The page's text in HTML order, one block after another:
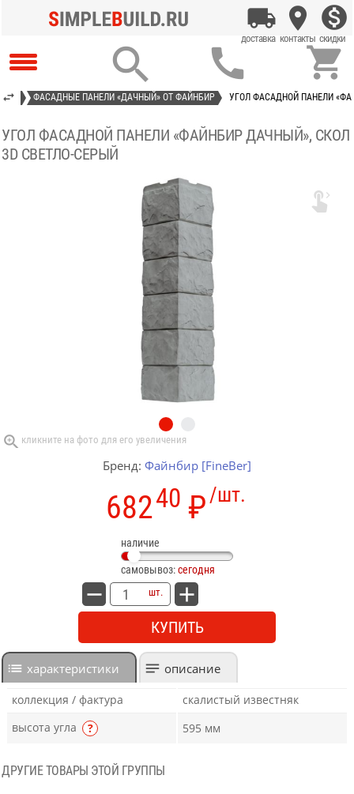
  
ФАСАДНЫЕ ПАНЕЛИ «ДАЧНЫЙ» ОТ ФАЙНБИР УГОЛ ФАСАДНОЙ ПАНЕЛИ
УГОЛ ФАСАДНОЙ ПАНЕЛИ «ФАЙНБИР ДАЧНЫЙ», СКОЛ
3D СВЕТЛО-СЕРЫЙ

Бренд: Файнбир [FineBer]
/шт.
68240 ₽
наличие
самовывоз:сегодня
шт.
КУПИТЬ
характеристики описание
коллекция / фактура
скалистый известняк
высота угла
? 595 мм
ДРУГИЕ ТОВАРЫ ЭТОЙ ГРУППЫ